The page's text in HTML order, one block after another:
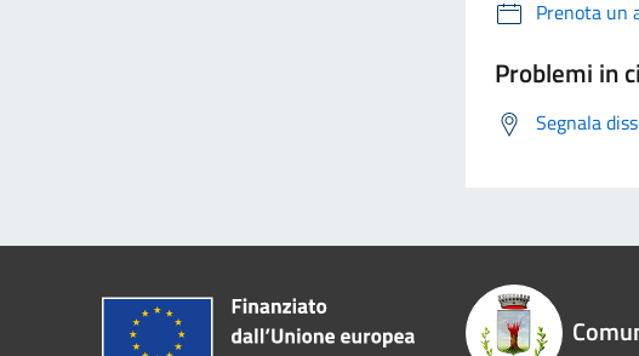
Prenota un
Problemi in
Segnala